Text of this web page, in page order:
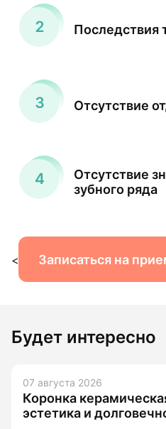
Последствия
Отсутствие
Отсутствие
зубного ряда
< Записаться на
Будет интересно
07 августа 2026
Коронка
эстетика и